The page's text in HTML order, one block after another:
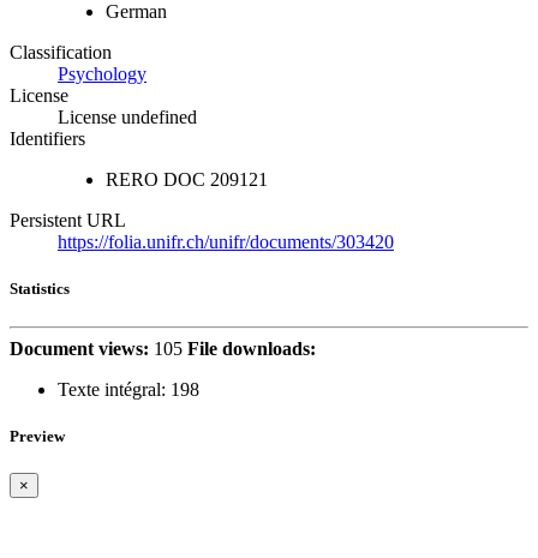
German
Classification
Psychology
License
License undefined
Identifiers
RERO DOC 209121
Persistent URL
https://folia.unifr.ch/unifr/documents/303420
Statistics
Document views: 105 File downloads:
Texte intégral: 198
Preview
×